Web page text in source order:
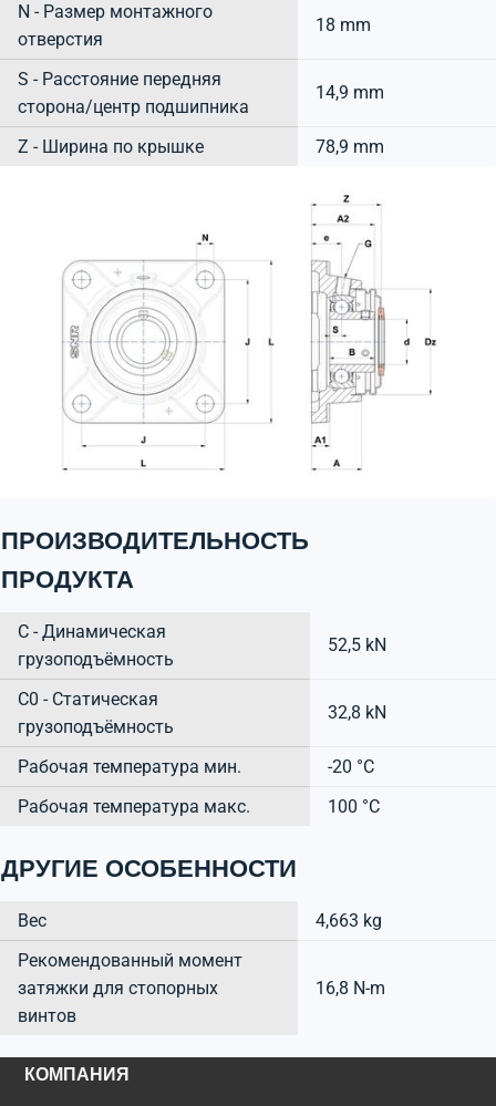
N - Размер монтажного
отверстия
18 mm
S - Расстояние передняя
сторона/центр подшипника
14,9 mm
Z - Ширина по крышке 78,9 mm
ПРОИЗВОДИТЕЛЬНОСТЬ
ПРОДУКТА
C - Динамическая
грузоподъёмность
52,5 kN
C0 - Статическая
грузоподъёмность
32,8 kN
Рабочая температура мин.
-20 °C
Рабочая температура макс.
100 °C
ДРУГИЕ ОСОБЕННОСТИ
Вес
4,663 kg
Рекомендованный момент
затяжки для стопорных
винтов
16,8 N-m
КОМПАНИЯ